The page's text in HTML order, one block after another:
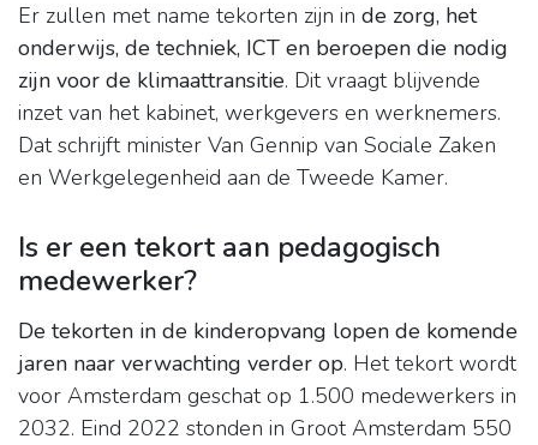
Er zullen met name tekorten zijn in de zorg, het
onderwijs, de techniek, ICT en beroepen die nodig
zijn voor de klimaattransitie. Dit vraagt blijvende
inzet van het kabinet, werkgevers en werknemers.
Dat schrijft minister Van Gennip van Sociale Zaken
en Werkgelegenheid aan de Tweede Kamer.
Is er een tekort aan pedagogisch
medewerker?
De tekorten in de kinderopvang lopen de komende
jaren naar verwachting verder op. Het tekort wordt
voor Amsterdam geschat op 1.500 medewerkers in
2032. Eind 2022 stonden in Groot Amsterdam 550